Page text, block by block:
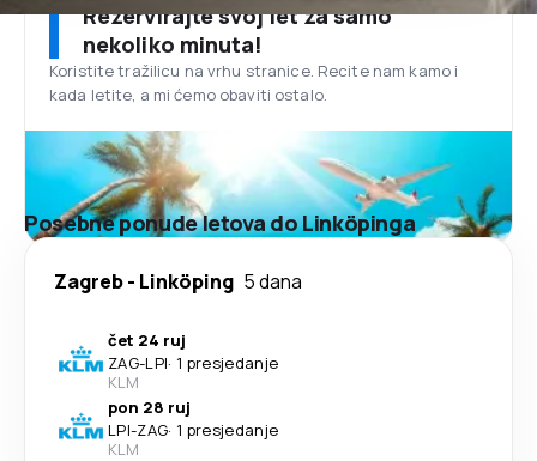
Rezervirajte svoj let za samo
nekoliko minuta!
Koristite tražilicu na vrhu stranice. Recite nam kamo i
kada letite, a mi ćemo obaviti ostalo.
Posebne ponude letova do Linköpinga
Zagreb- Linköping 5 dana
čet 24 ruj
ZAG-LPI· 1 presjedanje
KLM
pon 28 ruj
LPI-ZAG· 1 presjedanje
KLM